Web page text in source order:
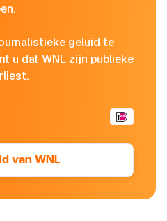
geluid te
u dat WNL zijn publieke
van WNL